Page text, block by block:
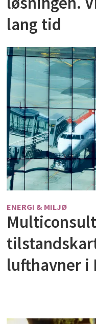
lang tid
ENERGI & MILJØ
lufthavner i